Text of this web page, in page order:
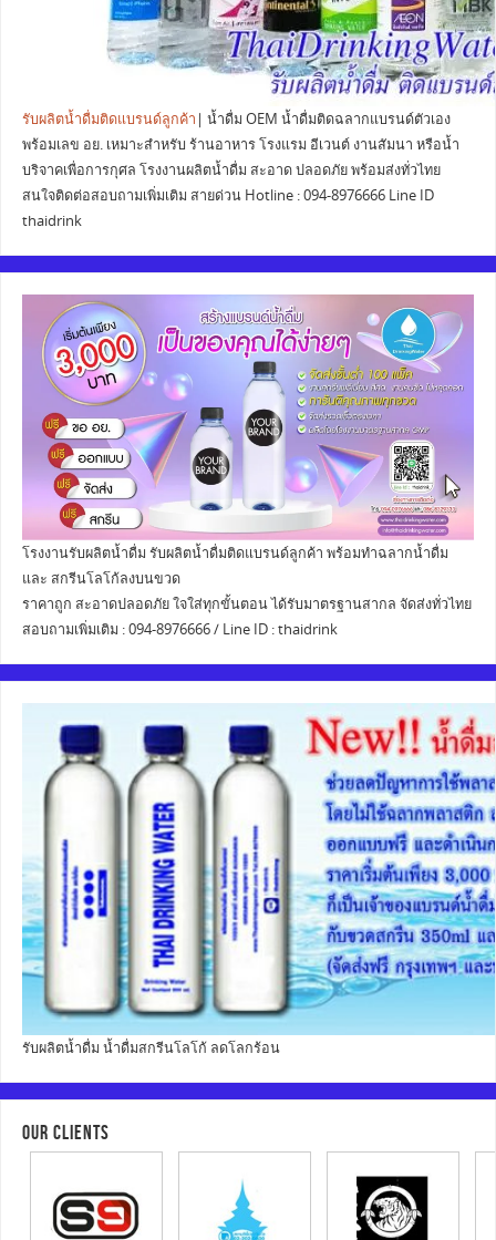
รับผลิตน้ำดื่มติดแบรนด์ลูกค้า | น้ำดื่ม OEM น้ำดื่มติดฉลากแบรนด์ตัวเอง
พร้อมเลข อย. เหมาะสำหรับ ร้านอาหาร โรงแรม อีเวนต์ งานสัมนา หรือน้ำ
บริจาคเพื่อการกุศล โรงงานผลิตน้ำดื่ม สะอาด ปลอดภัย พร้อมส่งทั่วไทย
สนใจติดต่อสอบถามเพิ่มเติม สายด่วน Hotline : 094-8976666 Line ID
thaidrink
โรงงานรับผลิตน้ำดื่ม รับผลิตน้ำดื่มติดแบรนด์ลูกค้า พร้อมทำฉลากน้ำดื่ม
และ สกรีนโลโก้ลงบนขวด
ราคาถูก สะอาดปลอดภัย ใจใส่ทุกขั้นตอน ได้รับมาตรฐานสากล จัดส่งทั่วไทย
สอบถามเพิ่มเติม : 094-8976666 / Line ID : thaidrink
รับผลิตน้ำดื่ม น้ำดื่มสกรีนโลโก้ ลดโลกร้อน
OUR CLIENTS